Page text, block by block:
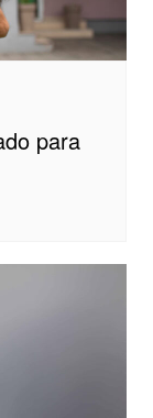
para